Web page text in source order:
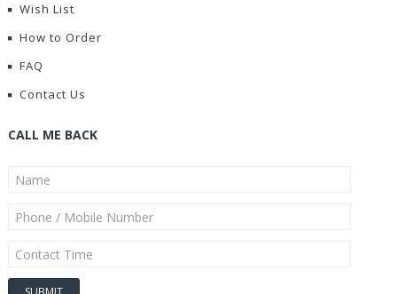
Wish List
How to Order
FAQ
Contact Us
CALL ME BACK